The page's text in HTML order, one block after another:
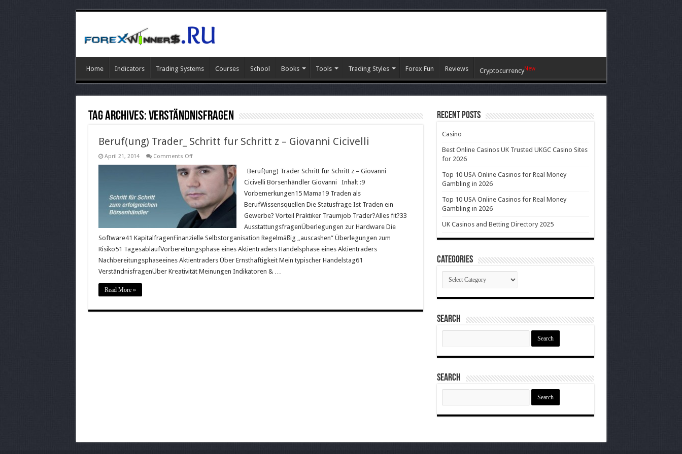
Home Indicators Trading Systems Courses School Books Tools Trading Styles Forex Fun Reviews CryptocurrencyNew
Tag Archives:Verständnisfragen
Beruf(ung) Trader_ Schritt fur Schritt z – Giovanni Cicivelli
April 21, 2014 Comments Offon
Trader_
Schritt
fur
Schritt
z
–
Giovanni
Cicivelli
Beruf(ung) Trader Schritt fur Schritt z – Giovanni
Cicivelli Börsenhändler Giovanni Inhalt :9
Vorbemerkungen15 Mama19 Traden als
BerufWissensquellen Die Statusfrage Ist Traden ein
Gewerbe? Vorteil Praktiker Traumjob Trader?Alles fit?33
AusstattungsfragenÜberlegungen zur Hardware Die
Software41 KapitalfragenFinanzielle Selbstorganisation Regelmäßig „auscashen” Überlegungen zum
Risiko51 TagesablaufVorbereitungsphase eines Aktientraders Handelsphase eines Aktientraders
Nachbereitungsphaseeines Aktientraders Über Ernsthaftigkeit Mein typischer Handelstag61
VerständnisfragenÜber Kreativität Meinungen Indikatoren & …
Read More »
Recent Posts
Casino
Best Online Casinos UK Trusted UKGC Casino Sites
for 2026
Top 10 USA Online Casinos for Real Money
Gambling in 2026
Top 10 USA Online Casinos for Real Money
Gambling in 2026
UK Casinos and Betting Directory 2025
Categories
Categories
Search
Search
Search
Search